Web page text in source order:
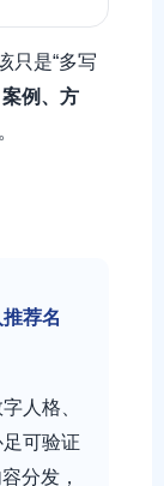
只是“多写
例、方
荐名
人格、
可验证
分发，